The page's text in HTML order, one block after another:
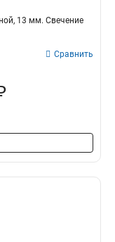
13 мм. Свечение
Сравнить